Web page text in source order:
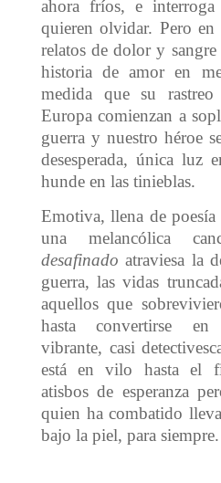
ahora fríos, e
quieren olvidar. Pero en
relatos de dolor y
historia de amor en
medida que su
Europa comienzan a
guerra y nuestro héroe
desesperada, única luz
hunde en las tinieblas.
Emotiva, llena de
una melancólica
desafinado atraviesa la
guerra, las vidas
aquellos que
hasta convertirse en
vibrante, casi
está en vilo hasta el
atisbos de esperanza
quien ha combatido
bajo la piel, para siempre.